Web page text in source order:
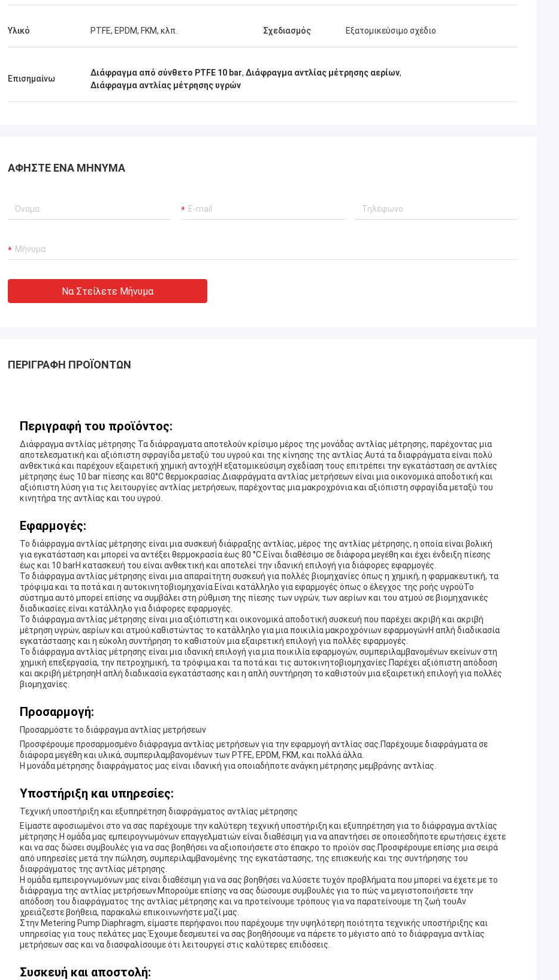
Linda.M
Από τότε που συνεργάστηκαν με την
Hongum το 2020, τα λάστιχα
διαφράγματά τους και οι αποσβεστήρες
Υλικό PTFE, EPDM, FKM, κλπ. Σχεδιασμός Εξατομικεύσιμο σχέδιο
Επισημαίνω
Διάφραγμα από σύνθετο PTFE 10 bar, Διάφραγμα αντλίας μέτρησης αερίων,
Διάφραγμα αντλίας μέτρησης υγρών
ΑΦΉΣΤΕ ΈΝΑ ΜΉΝΥΜΑ
Να Στείλετε Μήνυμα
ΠΕΡΙΓΡΑΦΉ ΠΡΟΪΌΝΤΩΝ
Περιγραφή του προϊόντος:
Διάφραγμα αντλίας μέτρησης Τα διάφραγματα αποτελούν κρίσιμο μέρος της μονάδας αντλίας μέτρησης, παρέχοντας μια
αποτελεσματική και αξιόπιστη σφραγίδα μεταξύ του υγρού και της κίνησης της αντλίας.Αυτά τα διαφράγματα είναι πολύ
ανθεκτικά και παρέχουν εξαιρετική χημική αντοχήΗ εξατομικεύσιμη σχεδίαση τους επιτρέπει την εγκατάσταση σε αντλίες
μέτρησης έως 10 bar πίεσης και 80°C θερμοκρασίας.Διαφράγματα αντλίας μετρήσεων είναι μια οικονομικά αποδοτική και
αξιόπιστη λύση για τις λειτουργίες αντλίας μετρήσεων, παρέχοντας μια μακροχρόνια και αξιόπιστη σφραγίδα μεταξύ του
κινητήρα της αντλίας και του υγρού.
Εφαρμογές:
Το διάφραγμα αντλίας μέτρησης είναι μια συσκευή διάφραξης αντλίας, μέρος της αντλίας μέτρησης, η οποία είναι βολική
για εγκατάσταση και μπορεί να αντέξει θερμοκρασία έως 80 °C.Είναι διαθέσιμο σε διάφορα μεγέθη και έχει ένδειξη πίεσης
έως και 10 barΗ κατασκευή του είναι ανθεκτική και αποτελεί την ιδανική επιλογή για διάφορες εφαρμογές.
Το διάφραγμα αντλίας μέτρησης είναι μια απαραίτητη συσκευή για πολλές βιομηχανίες όπως η χημική, η φαρμακευτική, τα
τρόφιμα και τα ποτά και η αυτοκινητοβιομηχανία.Είναι κατάλληλο για εφαρμογές όπως ο έλεγχος της ροής υγρούΤο
σύστημα αυτό μπορεί επίσης να συμβάλει στη ρύθμιση της πίεσης των υγρών, των αερίων και του ατμού σε βιομηχανικές
διαδικασίες.είναι κατάλληλο για διάφορες εφαρμογές.
Το διάφραγμα αντλίας μέτρησης είναι μια αξιόπιστη και οικονομικά αποδοτική συσκευή που παρέχει ακριβή και ακριβή
μέτρηση υγρών, αερίων και ατμού.καθιστώντας το κατάλληλο για μια ποικιλία μακροχρόνιων εφαρμογώνΗ απλή διαδικασία
εγκατάστασης και η εύκολη συντήρηση το καθιστούν μια εξαιρετική επιλογή για πολλές εφαρμογές.
Το διάφραγμα αντλίας μέτρησης είναι μια ιδανική επιλογή για μια ποικιλία εφαρμογών, συμπεριλαμβανομένων εκείνων στη
χημική επεξεργασία, την πετροχημική, τα τρόφιμα και τα ποτά και τις αυτοκινητοβιομηχανίες.Παρέχει αξιόπιστη απόδοση
και ακριβή μέτρησηΗ απλή διαδικασία εγκατάστασης και η απλή συντήρηση το καθιστούν μια εξαιρετική επιλογή για πολλές
βιομηχανίες.
Προσαρμογή:
Προσαρμόστε το διάφραγμα αντλίας μετρήσεων
Προσφέρουμε προσαρμοσμένο διάφραγμα αντλίας μετρήσεων για την εφαρμογή αντλίας σας.Παρέχουμε διαφράγματα σε
διάφορα μεγέθη και υλικά, συμπεριλαμβανομένων των PTFE, EPDM, FKM, και πολλά άλλα.
Η μονάδα μέτρησης διαφράγματος μας είναι ιδανική για οποιαδήποτε ανάγκη μέτρησης μεμβράνης αντλίας.
Υποστήριξη και υπηρεσίες:
Τεχνική υποστήριξη και εξυπηρέτηση διαφράγματος αντλίας μέτρησης
Είμαστε αφοσιωμένοι στο να σας παρέχουμε την καλύτερη τεχνική υποστήριξη και εξυπηρέτηση για το διάφραγμα αντλίας
μέτρησης.Η ομάδα μας εμπειρογνωμόνων επαγγελματιών είναι διαθέσιμη για να απαντήσει σε οποιεσδήποτε ερωτήσεις έχετε
και να σας δώσει συμβουλές για να σας βοηθήσει να αξιοποιήσετε στο έπακρο το προϊόν σας.Προσφέρουμε επίσης μια σειρά
από υπηρεσίες μετά την πώληση, συμπεριλαμβανομένης της εγκατάστασης, της επισκευής και της συντήρησης του
διαφράγματος της αντλίας μέτρησης.
Η ομάδα εμπειρογνωμόνων μας είναι διαθέσιμη για να σας βοηθήσει να λύσετε τυχόν προβλήματα που μπορεί να έχετε με το
διάφραγμα της αντλίας μετρήσεων.Μπορούμε επίσης να σας δώσουμε συμβουλές για το πώς να μεγιστοποιήσετε την
απόδοση του διαφράγματος της αντλίας μέτρησης και να προτείνουμε τρόπους για να παρατείνουμε τη ζωή τουΑν
χρειάζεστε βοήθεια, παρακαλώ επικοινωνήστε μαζί μας.
Στην Metering Pump Diaphragm, είμαστε περήφανοι που παρέχουμε την υψηλότερη ποιότητα τεχνικής υποστήριξης και
υπηρεσίας για τους πελάτες μας.Έχουμε δεσμευτεί να σας βοηθήσουμε να πάρετε το μέγιστο από το διάφραγμα αντλίας
μετρήσεων σας και να διασφαλίσουμε ότι λειτουργεί στις καλύτερες επιδόσεις.
Συσκευή και αποστολή: